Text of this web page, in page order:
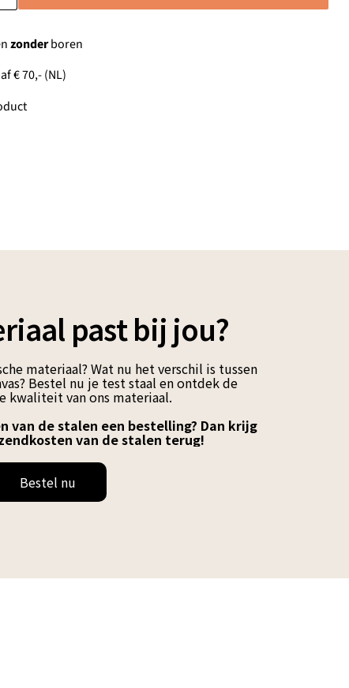
zonderboren
€ 70,- (NL)
past bij jou?
materiaal? Wat nu het verschil is tussen
Bestel nu je test staal en ontdek de
kwaliteit van ons materiaal.
van de stalen een bestelling? Dan krijg
van de stalen terug!
Bestel nu